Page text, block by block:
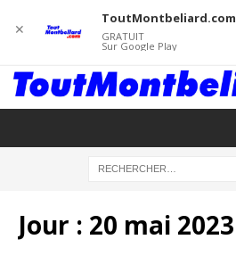
Jour : 20 mai 2023
✕
ToutMontbeliard.com
GRATUIT
Sur Google Play